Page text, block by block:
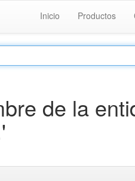
Inicio Productos
de la